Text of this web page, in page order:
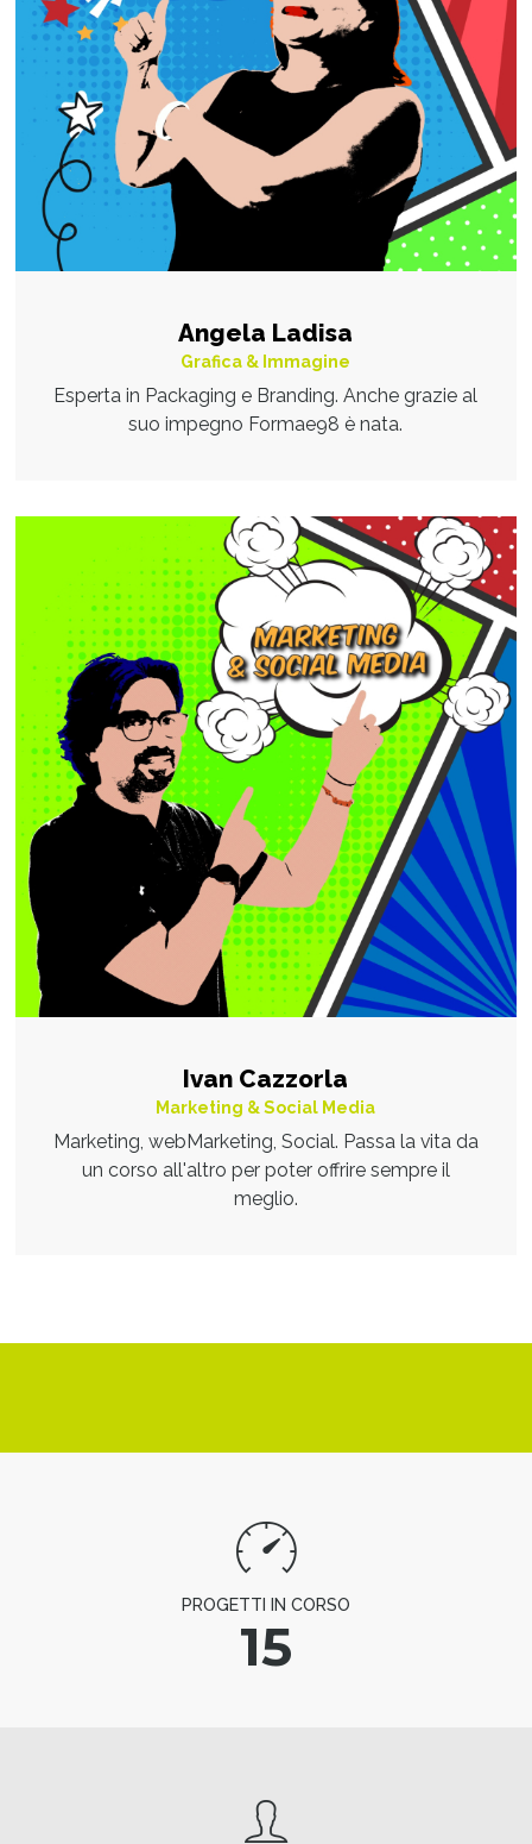
Angela Ladisa
Grafica & Immagine
Esperta in Packaging e Branding. Anche grazie al
suo impegno Formae98 è nata.
Ivan Cazzorla
Marketing & Social Media
Marketing, webMarketing, Social. Passa la vita da
un corso all'altro per poter offrire sempre il
meglio.
PROGETTI IN CORSO
15